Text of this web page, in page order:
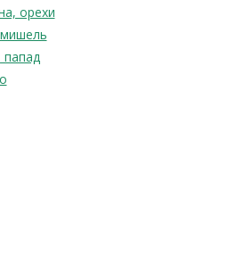
орехи
папад